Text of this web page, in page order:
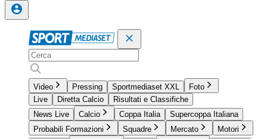
Video Pressing Sportmediaset XXL
Foto
Live
Diretta Calcio
Risultati e Classifiche
News Live
Calcio Coppa Italia
Supercoppa Italiana
Probabili Formazioni
Squadre Mercato
Motori